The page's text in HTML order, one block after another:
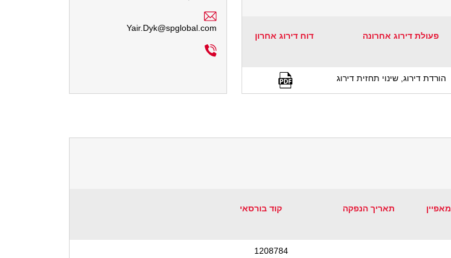
פעולת דירוג אחרונה דוח דירוג אחרון
הורדת דירוג, שינוי תחזית דירוג
Yair.Dyk@spglobal.com
מאפיין תאריך הנפקה קוד בורסאי
1208784